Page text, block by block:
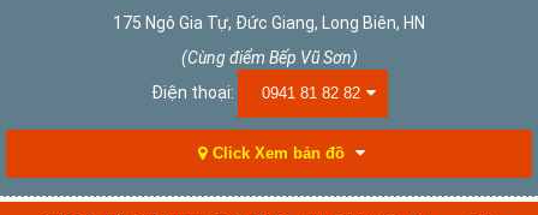
175 Ngô Gia Tự, Đức Giang, Long Biên, HN
(Cùng điểm Bếp Vũ Sơn)
Điện thoại:
0941 81 82 82
Click Xem bản đồ